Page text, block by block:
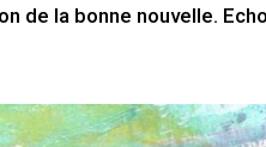
de la bonne nouvelle.